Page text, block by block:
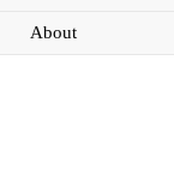
About